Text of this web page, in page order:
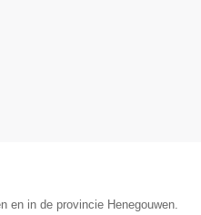
en in de provincie Henegouwen.